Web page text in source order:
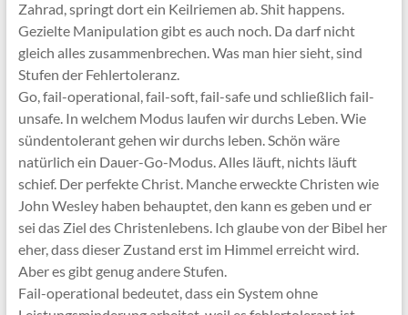
Zahrad, springt dort ein Keilriemen ab. Shit happens.
Gezielte Manipulation gibt es auch noch. Da darf nicht
gleich alles zusammenbrechen. Was man hier sieht, sind
Stufen der Fehlertoleranz.
Go, fail-operational, fail-soft, fail-safe und schließlich fail-
unsafe. In welchem Modus laufen wir durchs Leben. Wie
sündentolerant gehen wir durchs leben. Schön wäre
natürlich ein Dauer-Go-Modus. Alles läuft, nichts läuft
schief. Der perfekte Christ. Manche erweckte Christen wie
John Wesley haben behauptet, den kann es geben und er
sei das Ziel des Christenlebens. Ich glaube von der Bibel her
eher, dass dieser Zustand erst im Himmel erreicht wird.
Aber es gibt genug andere Stufen.
Fail-operational bedeutet, dass ein System ohne